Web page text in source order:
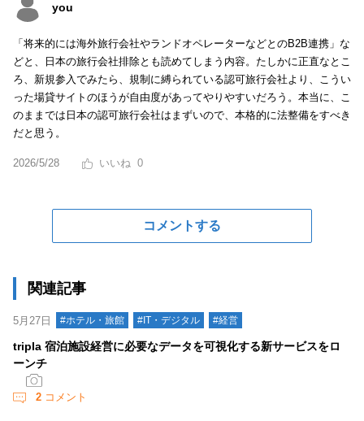
you
「将来的には海外旅行会社やランドオペレーターなどとのB2B連携」な
どと、日本の旅行会社排除とも読めてしまう内容。たしかに正直なとこ
ろ、新規参入でみたら、規制に縛られている認可旅行会社より、こうい
った場貸サイトのほうが自由度があってやりやすいだろう。本当に、こ
のままでは日本の認可旅行会社はまずいので、本格的に法整備をすべき
だと思う。
2026/5/28 0
コメントする
関連記事
5月27日 #ホテル・旅館 #IT・デジタル #経営
tripla 宿泊施設経営に必要なデータを可視化する新サービスをロ
ーンチ
2 コメント